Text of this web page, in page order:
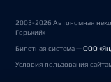
2003-2026 Автономная
Горький»
Билетная система —ООО
Условия пользования